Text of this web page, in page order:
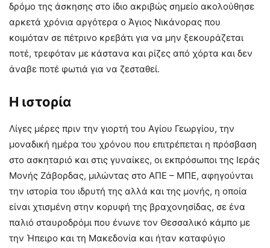
δρόμο της άσκησης στο ίδιο ακριβώς σημείο ακολούθησε
αρκετά χρόνια αργότερα ο Άγιος Νικάνορας που
κοιμόταν σε πέτρινο κρεβάτι για να μην ξεκουράζεται
ποτέ, τρεφόταν με κάστανα και ρίζες από χόρτα και δεν
άναβε ποτέ φωτιά για να ζεσταθεί.
Η ιστορία
Λίγες μέρες πριν την γιορτή του Αγίου Γεωργίου, την
μοναδική ημέρα του χρόνου που επιτρέπεται η πρόσβαση
στο ασκηταριό και στις γυναίκες, οι εκπρόσωποι της Ιεράς
Μονής Ζάβορδας, μιλώντας στο ΑΠΕ – ΜΠΕ, αφηγούνται
την ιστορία του ιδρυτή της αλλά και της μονής, η οποία
είναι χτισμένη στην κορυφή της βραχονησίδας, σε ένα
παλιό σταυροδρόμι που ένωνε τον Θεσσαλικό κάμπο με
την Ήπειρο και τη Μακεδονία και ήταν καταφύγιο